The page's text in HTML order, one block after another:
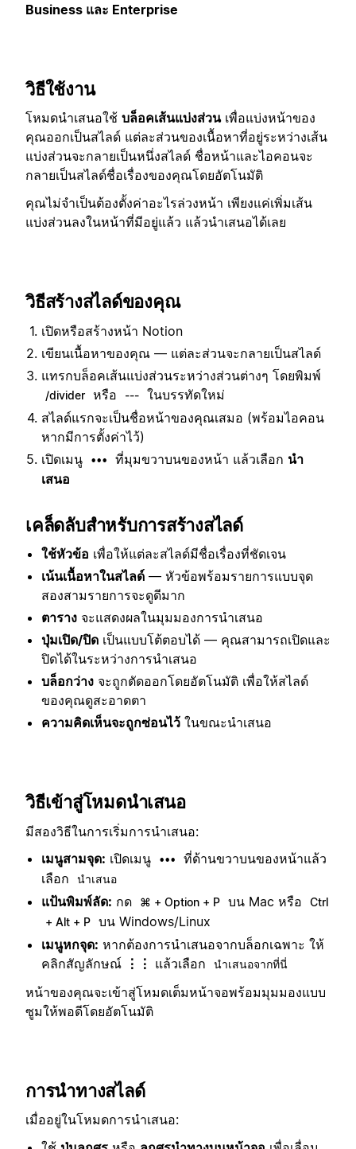
Business และ Enterprise
วิธีใช้งาน
โหมดนำเสนอใช้ บล็อคเส้นแบ่งส่วนเพื่อแบ่งหน้าของ
คุณออกเป็นสไลด์ แต่ละส่วนของเนื้อหาที่อยู่ระหว่างเส้น
แบ่งส่วนจะกลายเป็นหนึ่งสไลด์ ชื่อหน้าและไอคอนจะ
กลายเป็นสไลด์ชื่อเรื่องของคุณโดยอัตโนมัติ
คุณไม่จำเป็นต้องตั้งค่าอะไรล่วงหน้า เพียงแค่เพิ่มเส้น
แบ่งส่วนลงในหน้าที่มีอยู่แล้ว แล้วนำเสนอได้เลย
วิธีสร้างสไลด์ของคุณ
เปิดหรือสร้างหน้า Notion
เขียนเนื้อหาของคุณ — แต่ละส่วนจะกลายเป็นสไลด์
แทรกบล็อคเส้นแบ่งส่วนระหว่างส่วนต่างๆ โดยพิมพ์
/divider หรือ --- ในบรรทัดใหม่
สไลด์แรกจะเป็นชื่อหน้าของคุณเสมอ (พร้อมไอคอน
หากมีการตั้งค่าไว้)
เปิดเมนู
••• ที่มุมขวาบนของหน้า แล้วเลือก นำ
เสนอ
เคล็ดลับสำหรับการสร้างสไลด์
ใช้หัวข้อ เพื่อให้แต่ละสไลด์มีชื่อเรื่องที่ชัดเจน
เน้นเนื้อหาในสไลด์ — หัวข้อพร้อมรายการแบบจุด
สองสามรายการจะดูดีมาก
ตาราง จะแสดงผลในมุมมองการนำเสนอ
ปุ่มเปิด/ปิด เป็นแบบโต้ตอบได้ — คุณสามารถเปิดและ
ปิดได้ในระหว่างการนำเสนอ
บล็อกว่าง จะถูกตัดออกโดยอัตโนมัติ เพื่อให้สไลด์
ของคุณดูสะอาดตา
ความคิดเห็นจะถูกซ่อนไว้ ในขณะนำเสนอ
วิธีเข้าสู่โหมดนำเสนอ
มีสองวิธีในการเริ่มการนำเสนอ:
เมนูสามจุด: เปิดเมนู •••
ที่ด้านขวาบนของหน้าแล้ว
เลือก
นำเสนอ
แป้นพิมพ์ลัด: กด ⌘ + Option + P บน Mac หรือ
Ctrl
+ Alt + P บน Windows/Linux
เมนูหกจุด: หากต้องการนำเสนอจากบล็อกเฉพาะ ให้
คลิกสัญลักษณ์ ⋮⋮ แล้วเลือก นำเสนอจากที่นี่
หน้าของคุณจะเข้าสู่โหมดเต็มหน้าจอพร้อมมุมมองแบบ
ซูมให้พอดีโดยอัตโนมัติ
การนำทางสไลด์
เมื่ออยู่ในโหมดการนำเสนอ: